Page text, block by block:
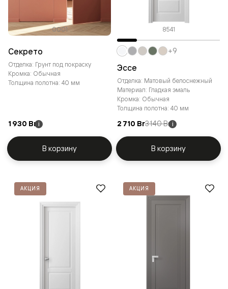
0001
Секрето
Отделка: Грунт под покраску
Кромка: Обычная
Толщина полотна: 40 мм
1 930 Br i
В корзину
8541
Эссе
Отделка: Матовый белоснежный
Материал: Гладкая эмаль
Кромка: Обычная
Толщина полотна: 40 мм
2 710 Br3 140 Br i
+9
В корзину
АКЦИЯ АКЦИЯ